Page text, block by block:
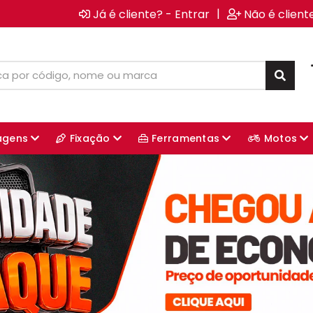
Já é cliente? - Entrar | Não é
Fixação Ferramentas Motos